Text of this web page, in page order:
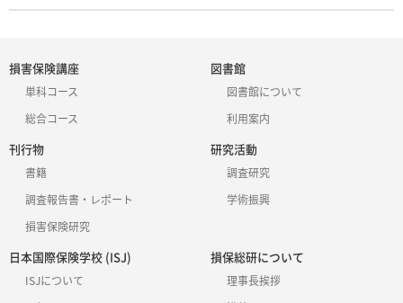
損害保険講座
単科コース
総合コース
図書館
図書館について
利用案内
刊行物
書籍
調査報告書・レポート
損害保険研究
研究活動
調査研究
学術振興
日本国際保険学校 (ISJ)
ISJについて
損保総研について
理事長挨拶